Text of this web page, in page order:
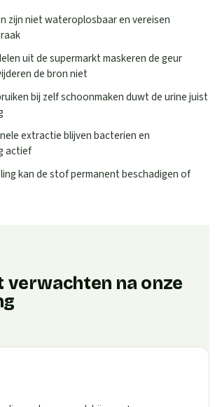
zijn niet wateroplosbaar en vereisen
uit de supermarkt maskeren de geur
de bron niet
bij zelf schoonmaken duwt de urine juist
extractie blijven bacterien en
actief
kan de stof permanent beschadigen of
verwachten na onze